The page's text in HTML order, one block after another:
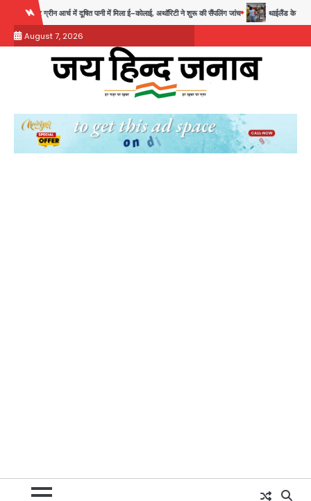
content
पानी में मिला ई-कोलाई, अथॉरिटी ने शुरू की सैंपलिंग जांच थाईलैंड के स्कूल में गोलीबारी, 3 छात्रों
August 7, 2026